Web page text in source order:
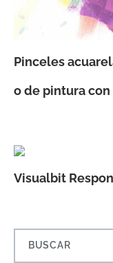
Pinceles
o de pintura
Visualbit